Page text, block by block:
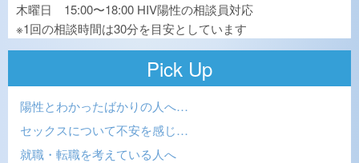
木曜日 15:00〜18:00 HIV陽性の相談員対応
※1回の相談時間は30分を目安としています
Pick Up
陽性とわかったばかりの人へ…
セックスについて不安を感じ…
就職・転職を考えている人へ